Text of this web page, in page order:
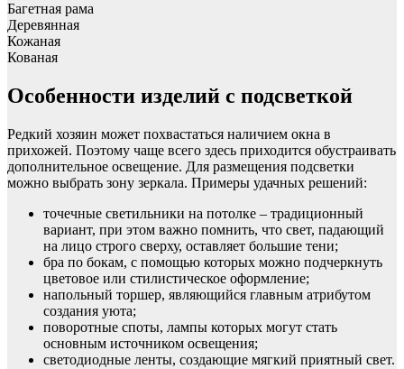
Багетная рама
Деревянная
Кожаная
Кованая
Особенности изделий с подсветкой
Редкий хозяин может похвастаться наличием окна в
прихожей. Поэтому чаще всего здесь приходится обустраивать
дополнительное освещение. Для размещения подсветки
можно выбрать зону зеркала. Примеры удачных решений:
точечные светильники на потолке – традиционный
вариант, при этом важно помнить, что свет, падающий
на лицо строго сверху, оставляет большие тени;
бра по бокам, с помощью которых можно подчеркнуть
цветовое или стилистическое оформление;
напольный торшер, являющийся главным атрибутом
создания уюта;
поворотные споты, лампы которых могут стать
основным источником освещения;
светодиодные ленты, создающие мягкий приятный свет.